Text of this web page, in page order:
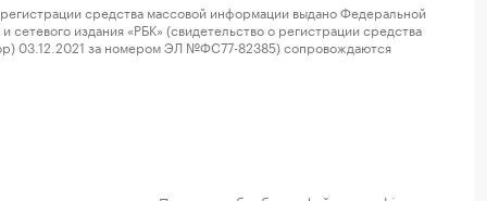
средства массовой информации выдано Федеральной
издания «РБК» (свидетельство о регистрации средства
03.12.2021 за номером ЭЛ №ФС77-82385) сопровождаются